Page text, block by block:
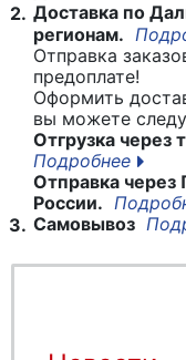
2. Доставка по
регионам.
Отправка
предоплате!
Оформить
вы можете
Отгрузка через
Подробнее
Отправка через
России.
3. Самовывоз